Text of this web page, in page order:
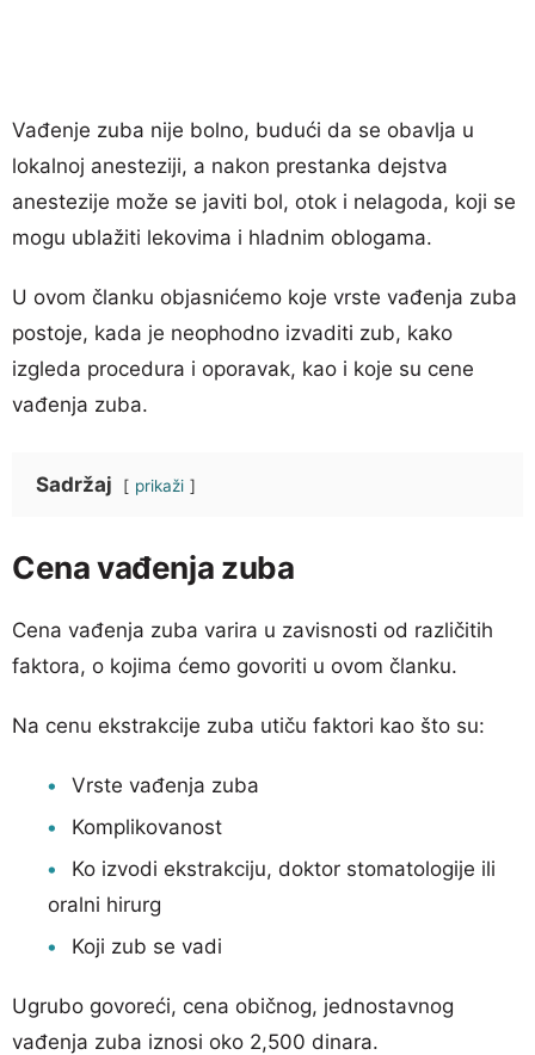
Vađenje zuba nije bolno, budući da se obavlja u
lokalnoj anesteziji, a nakon prestanka dejstva
anestezije može se javiti bol, otok i nelagoda, koji se
mogu ublažiti lekovima i hladnim oblogama.
U ovom članku objasnićemo koje vrste vađenja zuba
postoje, kada je neophodno izvaditi zub, kako
izgleda procedura i oporavak, kao i koje su cene
vađenja zuba.
Sadržaj prikaži
Cena vađenja zuba
Cena vađenja zuba varira u zavisnosti od različitih
faktora, o kojima ćemo govoriti u ovom članku.
Na cenu ekstrakcije zuba utiču faktori kao što su:
Vrste vađenja zuba
Komplikovanost
Ko izvodi ekstrakciju, doktor stomatologije ili
oralni hirurg
Koji zub se vadi
Ugrubo govoreći, cena običnog, jednostavnog
vađenja zuba iznosi oko 2,500 dinara.